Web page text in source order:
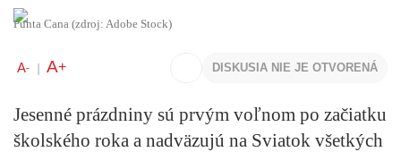
Punta Cana (zdroj: Adobe Stock)
A- A+ DISKUSIA NIE JE OTVORENÁ
Jesenné prázdniny sú prvým voľnom po začiatku
školského roka a nadväzujú na Sviatok všetkých